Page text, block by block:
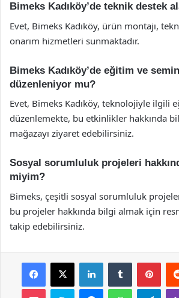
Bimeks Kadıköy’de teknik destek
Evet, Bimeks Kadıköy, ürün montajı,
onarım hizmetleri sunmaktadır.
Bimeks Kadıköy’de eğitim ve
düzenleniyor mu?
Evet, Bimeks Kadıköy, teknolojiyle ilgili
düzenlemekte, bu etkinlikler hakkında
mağazayı ziyaret edebilirsiniz.
Sosyal sorumluluk projeleri
miyim?
Bimeks, çeşitli sosyal sorumluluk
bu projeler hakkında bilgi almak için
takip edebilirsiniz.
Facebook
X LinkedInTumblr
Pocket Skype MessengerWhatsApp